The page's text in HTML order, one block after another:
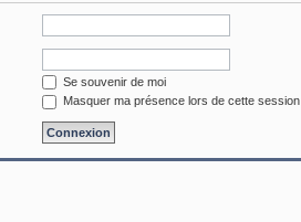
Se souvenir de moi
Masquer ma présence lors de cette session